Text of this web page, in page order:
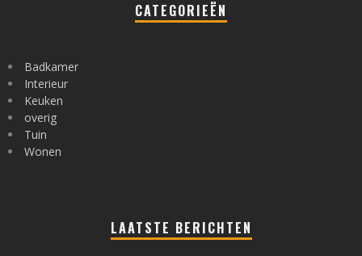
CATEGORIEËN
Badkamer
Interieur
Keuken
overig
Tuin
Wonen
LAATSTE BERICHTEN